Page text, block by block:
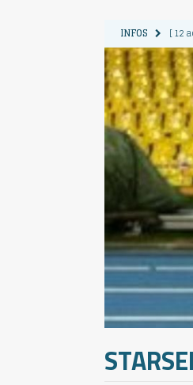
INFOS [ 12
[ 11
[ 10
[ 9
[ 13